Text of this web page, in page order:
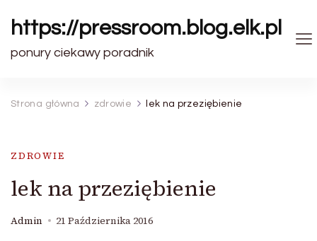
https://pressroom.blog.elk.pl
ponury ciekawy poradnik
Strona główna zdrowie lek na przeziębienie
ZDROWIE
lek na przeziębienie
Admin 21 Października 2016